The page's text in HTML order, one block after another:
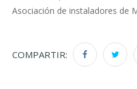
Asociación de instaladores de
COMPARTIR: